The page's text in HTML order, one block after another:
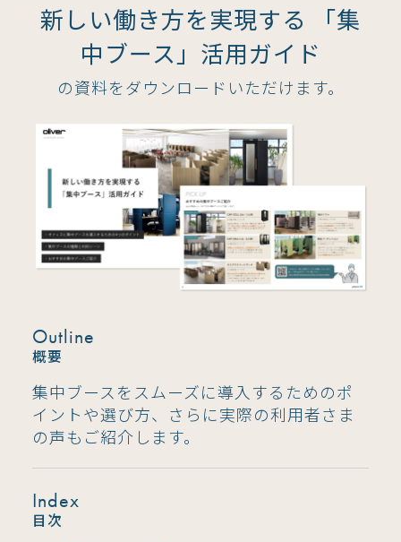
新しい働き方を実現する 「集
中ブース」活用ガイド
の資料をダウンロードいただけます。
Outline
概要
集中ブースをスムーズに導入するためのポ
イントや選び方、さらに実際の利用者さま
の声もご紹介します。
Index
目次